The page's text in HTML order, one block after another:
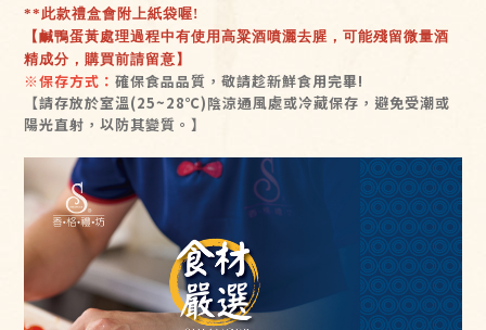
**此款禮盒會附上紙袋喔!
【鹹鴨蛋黃處理過程中有使用高粱酒噴灑去腥，可能殘留微量酒
精成分，購買前請留意】
※保存方式：確保食品品質，敬請趁新鮮食用完畢!
【請存放於室溫(25~28℃)陰涼通風處或冷藏保存，避免受潮或
陽光直射，以防其變質。】